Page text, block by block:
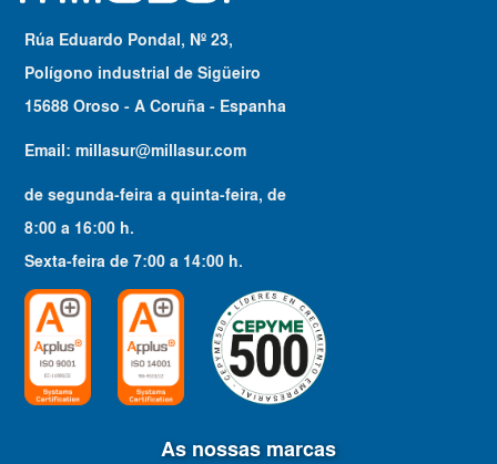
Rúa Eduardo Pondal, Nº 23,
Polígono industrial de Sigüeiro
15688 Oroso - A Coruña - Espanha
Email:millasur@millasur.com
de segunda-feira a quinta-feira, de
8:00 a 16:00 h.
Sexta-feira de7:00 a 14:00 h.
As nossas marcas